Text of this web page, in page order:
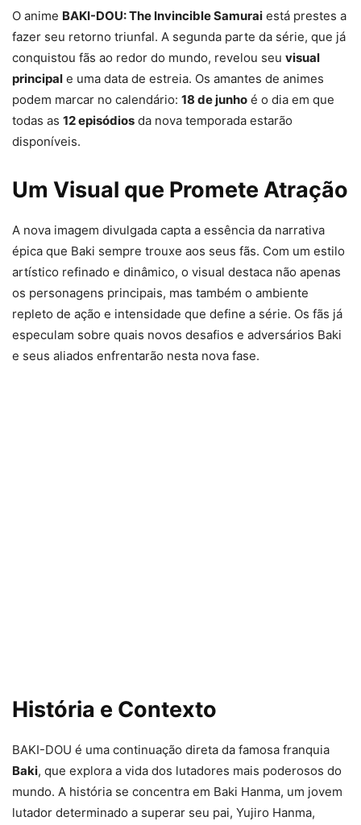
O anime BAKI-DOU: The Invincible Samurai está prestes a
fazer seu retorno triunfal. A segunda parte da série, que já
conquistou fãs ao redor do mundo, revelou seu visual
principal e uma data de estreia. Os amantes de animes
podem marcar no calendário: 18 de junho é o dia em que
todas as 12 episódios da nova temporada estarão
disponíveis.
Um Visual que Promete Atração
A nova imagem divulgada capta a essência da narrativa
épica que Baki sempre trouxe aos seus fãs. Com um estilo
artístico refinado e dinâmico, o visual destaca não apenas
os personagens principais, mas também o ambiente
repleto de ação e intensidade que define a série. Os fãs já
especulam sobre quais novos desafios e adversários Baki
e seus aliados enfrentarão nesta nova fase.
História e Contexto
BAKI-DOU é uma continuação direta da famosa franquia
Baki, que explora a vida dos lutadores mais poderosos do
mundo. A história se concentra em Baki Hanma, um jovem
lutador determinado a superar seu pai, Yujiro Hanma,